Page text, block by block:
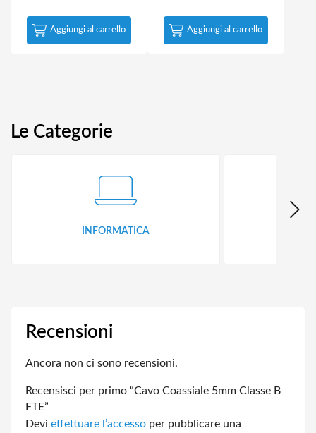
Aggiungi al carrello Aggiungi al carrello
Le Categorie
INFORMATICA
Recensioni
Ancora non ci sono recensioni.
Recensisci per primo “Cavo Coassiale 5mm Classe B
FTE”
Devi effettuare l’accesso per pubblicare una